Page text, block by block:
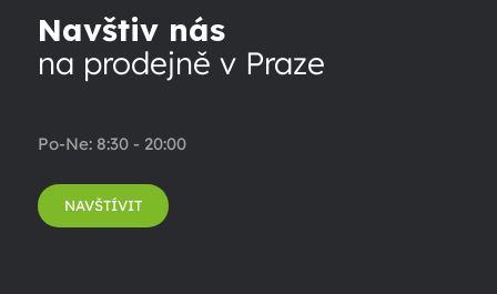
Navštiv nás
na prodejně v Praze
Po-Ne: 8:30 - 20:00
NAVŠTÍVIT